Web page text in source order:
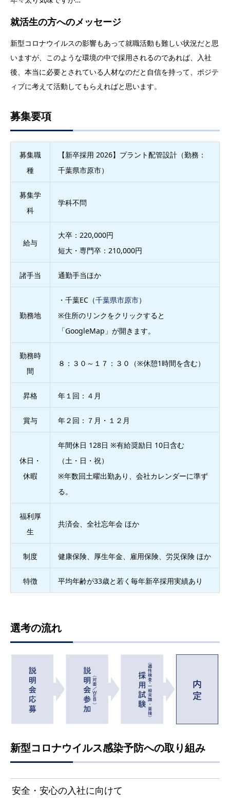
就活生の方へのメッセージ
新型コロナウイルスの影響もあって就職活動も難しい状況だと思
いますが、このような環境の中で採用されるのであれば、入社
後、本当に必要とされている人材なのだと自信を持って、ポジテ
ィブに考えて活動してもらえればと思います。
募集要項
募集職
種
【新卒採用 2026】プラント配管設計（勤務：
千葉県市原市）
募集学
科
学科不問
給与
大卒：220,000円
短大・専門卒：210,000円
諸手当 通勤手当ほか
勤務地
・千葉EC（千葉県市原市）
※住所のリンクをクリックすると
「GoogleMap」が開きます。
勤務時
間
８：３０～１７：３０（※休憩1時間を含む）
昇格 年１回：４月
賞与 年２回：７月・１２月
休日・
休暇
年間休日 128日 ※有給奨励日 10日含む
（土・日・祝）
※年数回土曜出勤あり、会社カレンダーに準ず
る。
福利厚
生
共済会、全社忘年会 ほか
制度 健康保険、厚生年金、雇用保険、労災保険 ほか
特徴 平均年齢が33歳と若く毎年新卒採用実績あり
選考の流れ
新型コロナウイルス感染予防への取り組み
安全・安心の入社に向けて